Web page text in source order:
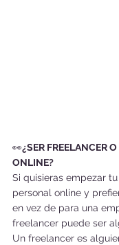
👀¿SER FREELANCER
ONLINE?
Si quisieras empezar
personal online y
en vez de para una
freelancer puede ser
Un freelancer es